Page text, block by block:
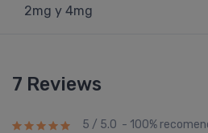
2mg y 4mg
7 Reviews
5 / 5.0 - 100%